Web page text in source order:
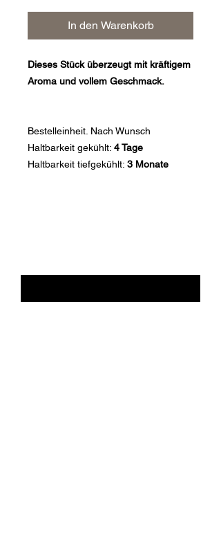
In den Warenkorb
Dieses Stück überzeugt mit kräftigem
Aroma und vollem Geschmack.
Bestelleinheit. Nach Wunsch
Haltbarkeit gekühlt: 4 Tage
Haltbarkeit tiefgekühlt: 3 Monate